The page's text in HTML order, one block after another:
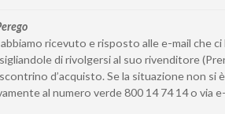
ricevuto e risposto alle e-mail che ci
di rivolgersi al suo rivenditore
d’acquisto. Se la situazione non si
al numero verde 800 14 74 14 o via